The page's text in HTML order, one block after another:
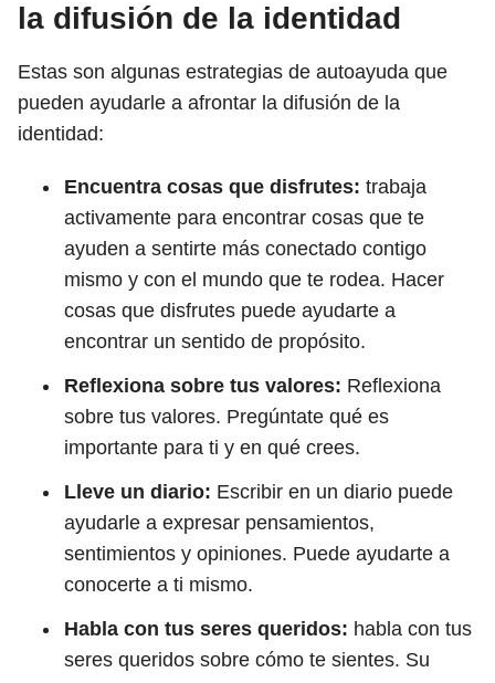
la difusión de la identidad
Estas son algunas estrategias de autoayuda que
pueden ayudarle a afrontar la difusión de la
identidad:
Encuentra cosas que disfrutes: trabaja
activamente para encontrar cosas que te
ayuden a sentirte más conectado contigo
mismo y con el mundo que te rodea. Hacer
cosas que disfrutes puede ayudarte a
encontrar un sentido de propósito.
Reflexiona sobre tus valores: Reflexiona
sobre tus valores. Pregúntate qué es
importante para ti y en qué crees.
Lleve un diario: Escribir en un diario puede
ayudarle a expresar pensamientos,
sentimientos y opiniones. Puede ayudarte a
conocerte a ti mismo.
Habla con tus seres queridos: habla con tus
seres queridos sobre cómo te sientes. Su